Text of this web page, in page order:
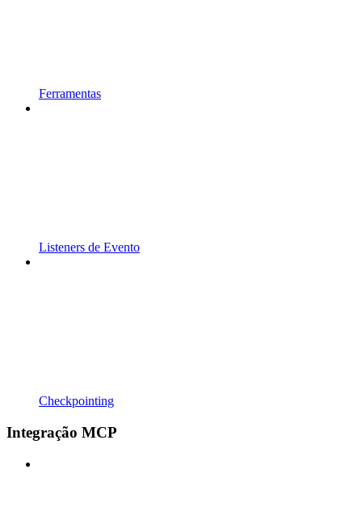
Ferramentas
Listeners de Evento
Checkpointing
Integração MCP